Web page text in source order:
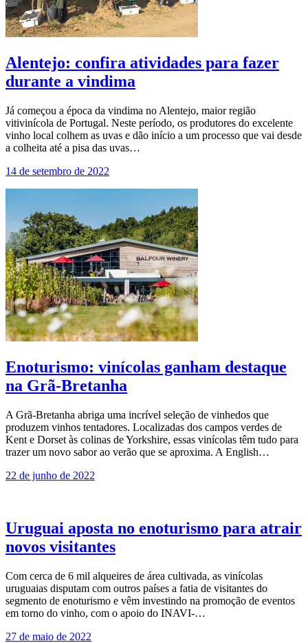
Alentejo: confira atividades para fazer
durante a vindima
Já começou a época da vindima no Alentejo, maior região
vitivinícola de Portugal. Neste período, os produtores do excelente
vinho local colhem as uvas e dão início a um processo que vai desde
a colheita até a pisa das uvas…
14 de setembro de 2022
Enoturismo: vinícolas ganham destaque
na Grã-Bretanha
A Grã-Bretanha abriga uma incrível seleção de vinhedos que
produzem vinhos tentadores. Localizadas dos campos verdes de
Kent e Dorset às colinas de Yorkshire, essas vinícolas têm tudo para
trazer um novo sabor ao verão que se aproxima. A English…
22 de junho de 2022
Uruguai aposta no enoturismo para atrair
novos visitantes
Com cerca de 6 mil alqueires de área cultivada, as vinícolas
uruguaias disputam com outros países a fatia de visitantes do
segmento de enoturismo e vêm investindo na promoção de eventos
em torno do vinho, com o apoio do INAVI-…
27 de maio de 2022